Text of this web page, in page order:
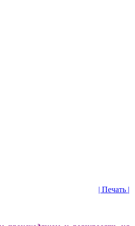
| Печать |